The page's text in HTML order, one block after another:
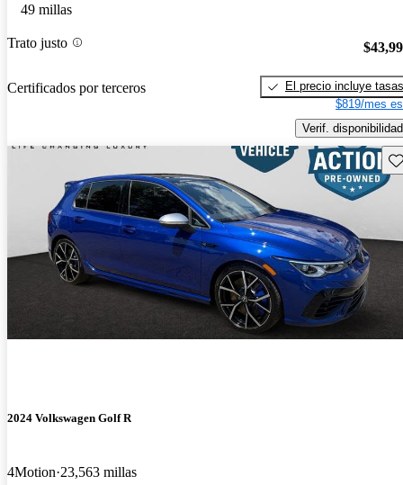
49 millas
Trato justo
Certificados por terceros
El precio incluye tasas
$819/mes
Verif. disponibilidad
2024 Volkswagen Golf R
4Motion 23,563 millas